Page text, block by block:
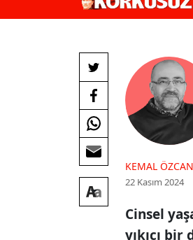
KEMAL ÖZCAN
22 Kasım 2024
Cinsel
yıkıcı